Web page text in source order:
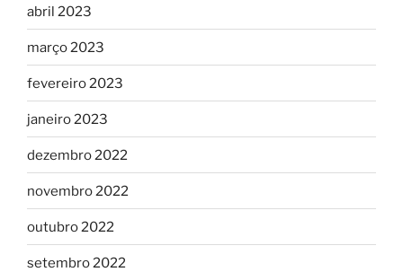
abril 2023
março 2023
fevereiro 2023
janeiro 2023
dezembro 2022
novembro 2022
outubro 2022
setembro 2022